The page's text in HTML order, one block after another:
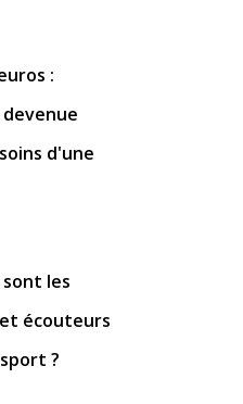
:
d'une
les
écouteurs
?